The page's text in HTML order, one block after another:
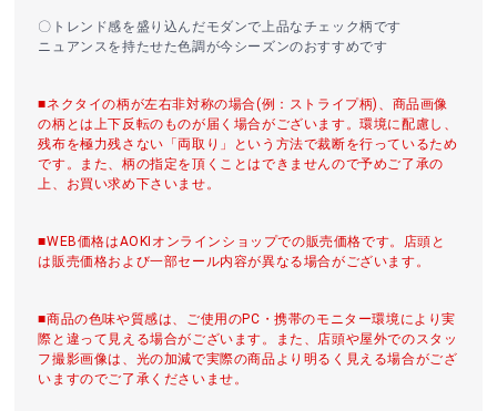
〇トレンド感を盛り込んだモダンで上品なチェック柄です
ニュアンスを持たせた色調が今シーズンのおすすめです
■ネクタイの柄が左右非対称の場合(例：ストライプ柄)、商品画像
の柄とは上下反転のものが届く場合がございます。環境に配慮し、
残布を極力残さない「両取り」という方法で裁断を行っているため
です。また、柄の指定を頂くことはできませんので予めご了承の
上、お買い求め下さいませ。
■WEB価格はAOKIオンラインショップでの販売価格です。店頭と
は販売価格および一部セール内容が異なる場合がございます。
■商品の色味や質感は、ご使用のPC・携帯のモニター環境により実
際と違って見える場合がございます。また、店頭や屋外でのスタッ
フ撮影画像は、光の加減で実際の商品より明るく見える場合がござ
いますのでご了承くださいませ。